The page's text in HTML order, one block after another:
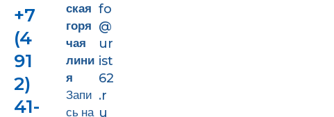
+7
(4
91
2)
41-
ская
горя
чая
лини
я
Запи
сь на
fo
@
ur
ist
62
.r
u